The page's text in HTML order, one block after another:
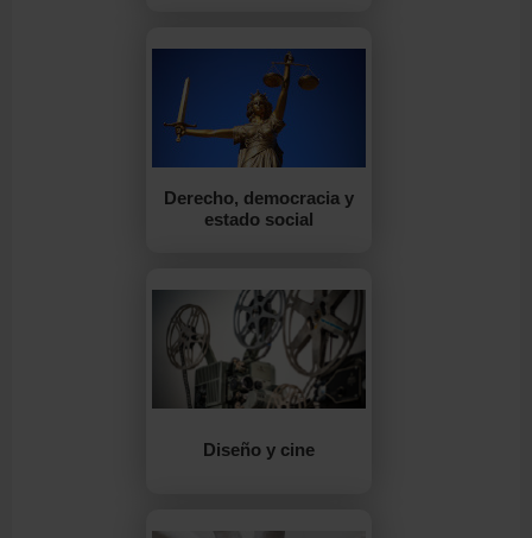
Derecho, democracia y
estado social
Diseño y cine